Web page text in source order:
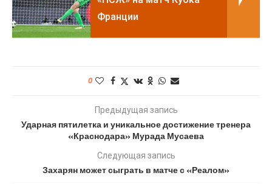
Франции
0
Предыдущая запись
Ударная пятилетка и уникальное достижение тренера
«Краснодара» Мурада Мусаева
Следующая запись
Захарян может сыграть в матче с «Реалом»